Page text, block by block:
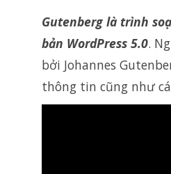
Gutenberg là trình
bản WordPress 5.0.
bởi Johannes
thông tin cũng như